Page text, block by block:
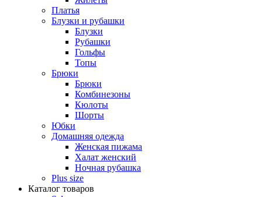
Платья
Блузки и рубашки
Блузки
Рубашки
Гольфы
Топы
Брюки
Брюки
Комбинезоны
Кюлоты
Шорты
Юбки
Домашняя одежда
Женская пижама
Халат женский
Ночная рубашка
Plus size
Каталог товаров